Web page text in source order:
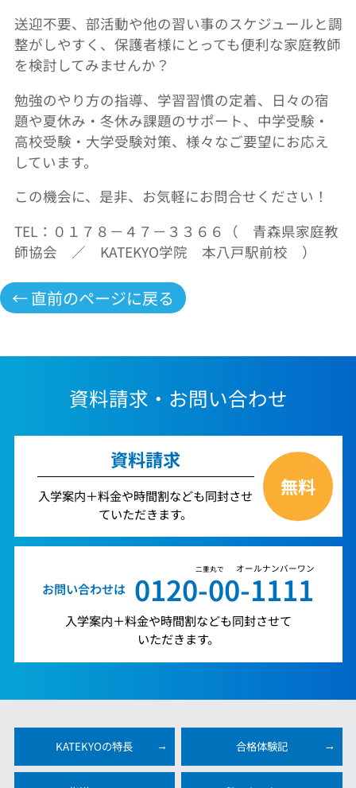
送迎不要、部活動や他の習い事のスケジュールと調
整がしやすく、保護者様にとっても便利な家庭教師
を検討してみませんか？
勉強のやり方の指導、学習習慣の定着、日々の宿
題や夏休み・冬休み課題のサポート、中学受験・
高校受験・大学受験対策、様々なご要望にお応え
しています。
この機会に、是非、お気軽にお問合せください！
TEL：０１７８－４７－３３６６（ 青森県家庭教
師協会 ／ KATEKYO学院 本八戸駅前校 ）
← 直前のページに戻る
資料請求・お問い合わせ
資料請求
入学案内＋料金や時間割なども同封させ
ていただきます。
無料
二重丸で オールナンバーワン
お問い合わせは 0120-00-1111
入学案内＋料金や時間割なども同封させて
いただきます。
KATEKYOの特長 合格体験記